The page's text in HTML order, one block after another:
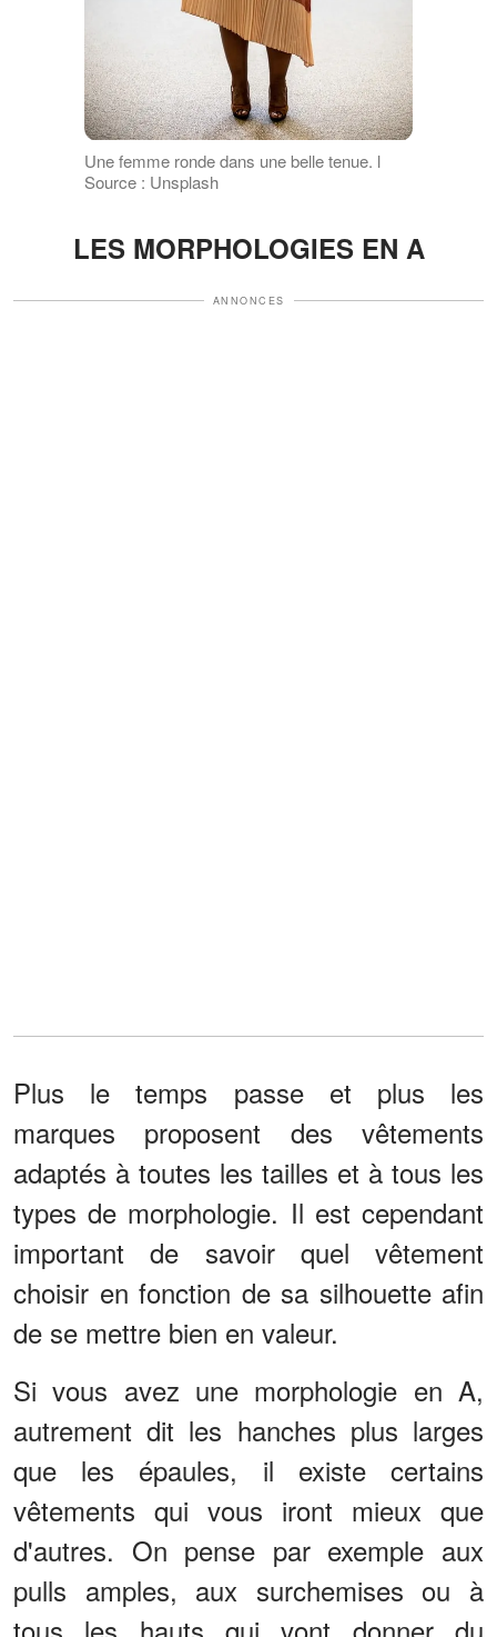
Une femme ronde dans une belle tenue. l
Source : Unsplash
LES MORPHOLOGIES EN A
ANNONCES
Plus le temps passe et plus les
marques proposent des vêtements
adaptés à toutes les tailles et à tous les
types de morphologie. Il est cependant
important de savoir quel vêtement
choisir en fonction de sa silhouette afin
de se mettre bien en valeur.
Si vous avez une morphologie en A,
autrement dit les hanches plus larges
que les épaules, il existe certains
vêtements qui vous iront mieux que
d'autres. On pense par exemple aux
pulls amples, aux surchemises ou à